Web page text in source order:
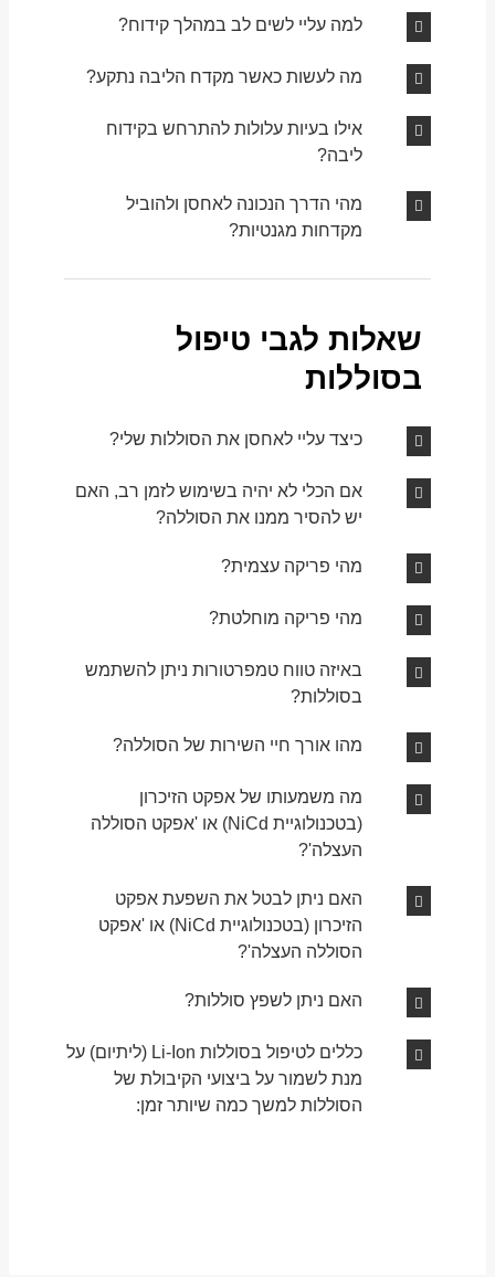
למה עליי לשים לב במהלך קידוח?
מה לעשות כאשר מקדח הליבה נתקע?
אילו בעיות עלולות להתרחש בקידוח
ליבה?
מהי הדרך הנכונה לאחסן ולהוביל
מקדחות מגנטיות?
שאלות לגבי טיפול
בסוללות
כיצד עליי לאחסן את הסוללות שלי?
אם הכלי לא יהיה בשימוש לזמן רב, האם
יש להסיר ממנו את הסוללה?
מהי פריקה עצמית?
מהי פריקה מוחלטת?
באיזה טווח טמפרטורות ניתן להשתמש
בסוללות?
מהו אורך חיי השירות של הסוללה?
מה משמעותו של אפקט הזיכרון
(בטכנולוגיית NiCd) או 'אפקט הסוללה
העצלה'?
האם ניתן לבטל את השפעת אפקט
הזיכרון (בטכנולוגיית NiCd) או 'אפקט
הסוללה העצלה'?
האם ניתן לשפץ סוללות?
כללים לטיפול בסוללות Li-Ion (ליתיום) על
מנת לשמור על ביצועי הקיבולת של
הסוללות למשך כמה שיותר זמן: